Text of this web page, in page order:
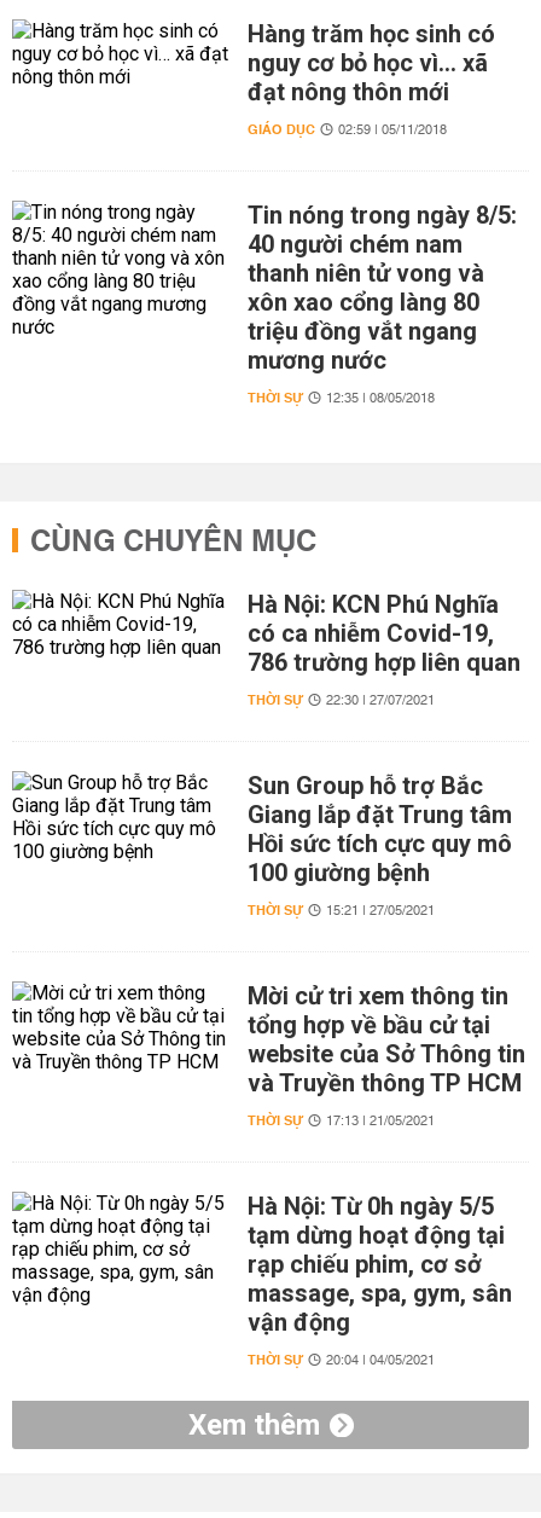
Hàng trăm học sinh có
nguy cơ bỏ học vì… xã
đạt nông thôn mới
GIÁO DỤC 02:59 | 05/11/2018
Tin nóng trong ngày 8/5:
40 người chém nam
thanh niên tử vong và
xôn xao cổng làng 80
triệu đồng vắt ngang
mương nước
THỜI SỰ 12:35 | 08/05/2018
CÙNG CHUYÊN MỤC
Hà Nội: KCN Phú Nghĩa
có ca nhiễm Covid-19,
786 trường hợp liên quan
THỜI SỰ 22:30 | 27/07/2021
Sun Group hỗ trợ Bắc
Giang lắp đặt Trung tâm
Hồi sức tích cực quy mô
100 giường bệnh
THỜI SỰ 15:21 | 27/05/2021
Mời cử tri xem thông tin
tổng hợp về bầu cử tại
website của Sở Thông tin
và Truyền thông TP HCM
THỜI SỰ 17:13 | 21/05/2021
Hà Nội: Từ 0h ngày 5/5
tạm dừng hoạt động tại
rạp chiếu phim, cơ sở
massage, spa, gym, sân
vận động
THỜI SỰ 20:04 | 04/05/2021
Xem thêm